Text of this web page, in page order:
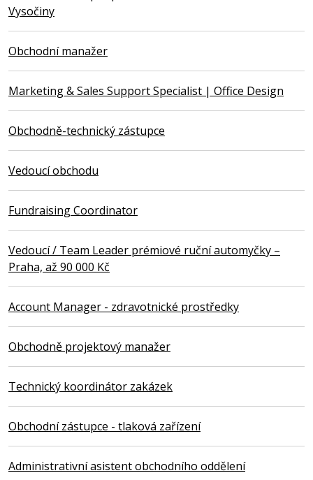
Vysočiny
Obchodní manažer
Marketing & Sales Support Specialist | Office Design
Obchodně-technický zástupce
Vedoucí obchodu
Fundraising Coordinator
Vedoucí / Team Leader prémiové ruční automyčky –
Praha, až 90 000 Kč
Account Manager - zdravotnické prostředky
Obchodně projektový manažer
Technický koordinátor zakázek
Obchodní zástupce - tlaková zařízení
Administrativní asistent obchodního oddělení